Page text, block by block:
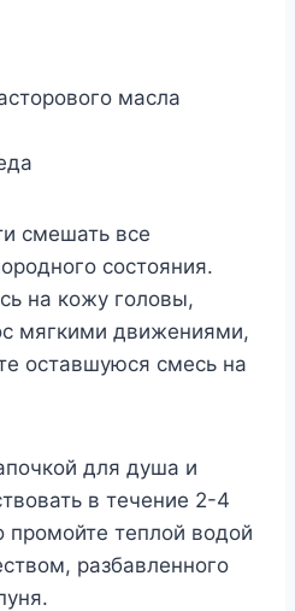
масла
смешать все
состояния.
на кожу головы,
мягкими движениями,
оставшуюся смесь на
для душа и
в течение 2-4
промойте теплой водой
разбавленного